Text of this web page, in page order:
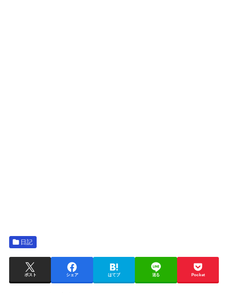
日記
ポスト シェア はてブ 送る Pocket